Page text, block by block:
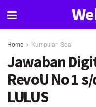
Home Kumpulan Soal
Jawaban
RevoU No 1
LULUS